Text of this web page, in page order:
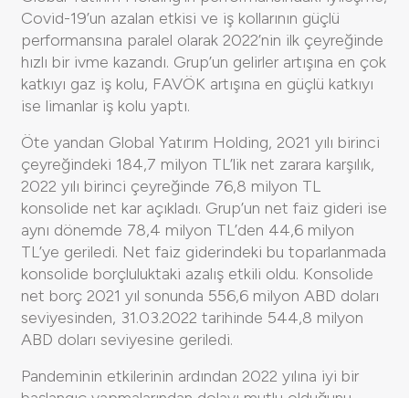
Covid-19’un azalan etkisi ve iş kollarının güçlü
performansına paralel olarak 2022’nin ilk çeyreğinde
hızlı bir ivme kazandı. Grup’un gelirler artışına en çok
katkıyı gaz iş kolu, FAVÖK artışına en güçlü katkıyı
ise limanlar iş kolu yaptı.
Öte yandan Global Yatırım Holding, 2021 yılı birinci
çeyreğindeki 184,7 milyon TL’lik net zarara karşılık,
2022 yılı birinci çeyreğinde 76,8 milyon TL
konsolide net kar açıkladı. Grup’un net faiz gideri ise
aynı dönemde 78,4 milyon TL’den 44,6 milyon
TL’ye geriledi. Net faiz giderindeki bu toparlanmada
konsolide borçluluktaki azalış etkili oldu. Konsolide
net borç 2021 yıl sonunda 556,6 milyon ABD doları
seviyesinden, 31.03.2022 tarihinde 544,8 milyon
ABD doları seviyesine geriledi.
Pandeminin etkilerinin ardından 2022 yılına iyi bir